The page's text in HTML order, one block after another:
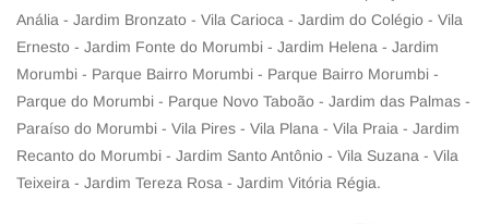
Anália - Jardim Bronzato - Vila Carioca - Jardim do Colégio - Vila
Ernesto - Jardim Fonte do Morumbi - Jardim Helena - Jardim
Morumbi - Parque Bairro Morumbi - Parque Bairro Morumbi -
Parque do Morumbi - Parque Novo Taboão - Jardim das Palmas -
Paraíso do Morumbi - Vila Pires - Vila Plana - Vila Praia - Jardim
Recanto do Morumbi - Jardim Santo Antônio - Vila Suzana - Vila
Teixeira - Jardim Tereza Rosa - Jardim Vitória Régia.